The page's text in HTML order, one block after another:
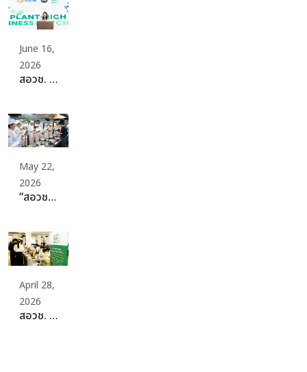
June 16,
2026
สอวช. ปักหมุดเปลี่ยนผ่านระบบอาหารประเทศสู่ Plant-Rich Diets เดินหน้าจัดเต็มดึงผู้ผลิต ผู้บริโภค พร้อมสร้างระบบนิเวศที่แข็งแกร่ง ดันไทยก้าวสู่ระบบอาหารที่ดีต่อสุขภาพ สิ่งแวดล้อม สร้างมูลค่าเศรษฐกิจและแข่งขันได้ในเวทีโลกอย่างยั่งยืน
May 22,
2026
“สอวช. – ม.สวนดุสิต” ปลดล็อกธุรกิจอาหารยุคใหม่ ดันหลักสูตร “Plant-Rich Diet” ปั้นเครือข่ายอาหารแห่งอนาคต ชวนทุกภาคส่วนร่วม “Plant 30% Leaders Club” เพิ่มทางเลือกอาหารเพื่อสุขภาพและยั่งยืน
April 28,
2026
สอวช. รุกสร้าง Ecosystem อาหารแห่งอนาคต ผนึกกำลัง SME Thailand จัดงาน “Plant-Rich Business Matching” พลิกต้นทุนไทยที่แข็งแกร่ง สู่เป้าหมายศูนย์กลางโปรตีนที่ยั่งยืนของโลก